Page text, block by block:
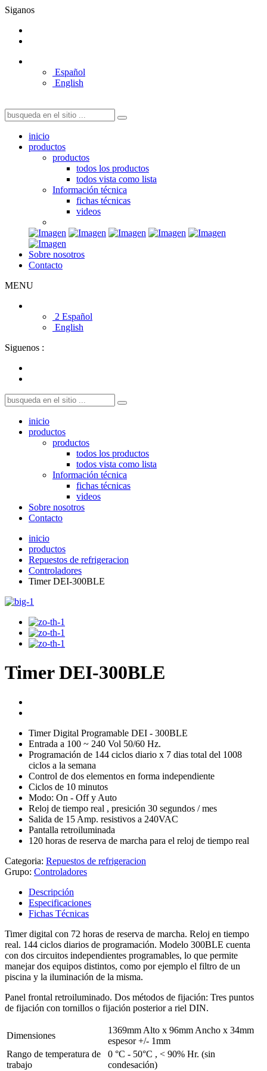
Siganos
Español
English
inicio
productos
productos
todos los productos
todos vista como lista
Información técnica
fichas técnicas
videos
Sobre nosotros
Contacto
MENU
2 Español
English
Siguenos :
inicio
productos
productos
todos los productos
todos vista como lista
Información técnica
fichas técnicas
videos
Sobre nosotros
Contacto
inicio
productos
Repuestos de refrigeracion
Controladores
Timer DEI-300BLE
Timer DEI-300BLE
Timer Digital Programable DEI - 300BLE
Entrada a 100 ~ 240 Vol 50/60 Hz.
Programación de 144 ciclos diario x 7 dias total del 1008
ciclos a la semana
Control de dos elementos en forma independiente
Ciclos de 10 minutos
Modo: On - Off y Auto
Reloj de tiempo real , presición 30 segundos / mes
Salida de 15 Amp. resistivos a 240VAC
Pantalla retroiluminada
120 horas de reserva de marcha para el reloj de tiempo real
Categoria: Repuestos de refrigeracion
Grupo: Controladores
Descripción
Especificaciones
Fichas Técnicas
Timer digital con 72 horas de reserva de marcha. Reloj en tiempo
real. 144 ciclos diarios de programación. Modelo 300BLE cuenta
con dos circuitos independientes programables, lo que permite
manejar dos equipos distintos, como por ejemplo el filtro de un
piscina y la iluminación de la misma.
Panel frontal retroiluminado. Dos métodos de fijación: Tres puntos
de fijación con tornillos o fijación posterior a riel DIN.
Dimensiones
1369mm Alto x 96mm Ancho x 34mm
espesor +/- 1mm
Rango de temperatura de
trabajo
0 °C - 50°C , < 90% Hr. (sin
condesación)